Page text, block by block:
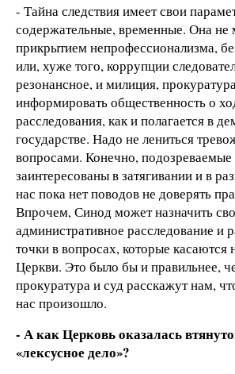
- Тайна следствия имеет свои
содержательные, временные. Она не
прикрытием непрофессионализма,
или, хуже того, коррупции
резонансное, и милиция,
информировать общественность о
расследования, как и полагается в
государстве. Надо не лениться
вопросами. Конечно,
заинтересованы в затягивании и в
нас пока нет поводов не доверять
Впрочем, Синод может назначить
административное расследование и
точки в вопросах, которые касаются
Церкви. Это было бы и правильнее,
прокуратура и суд расскажут нам,
нас произошло.
- А как Церковь оказалась
«лексусное дело»?